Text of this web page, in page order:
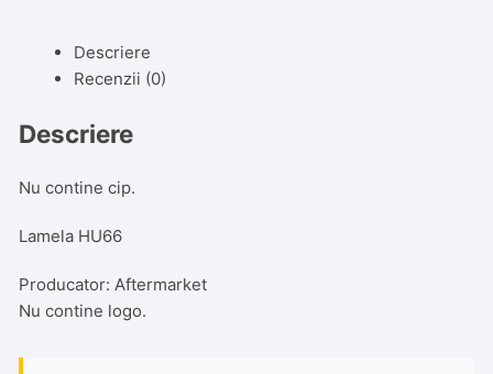
Descriere
Recenzii (0)
Descriere
Nu contine cip.
Lamela HU66
Producator: Aftermarket
Nu contine logo.